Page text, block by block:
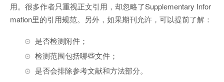
用。很多作者只重视正文引用，却忽略了Supplementary Infor
mation里的引用规范。另外，如果期刊允许，可以提前了解：
是否检测附件；
检测范围包括哪些文件；
是否会排除参考文献和方法部分。